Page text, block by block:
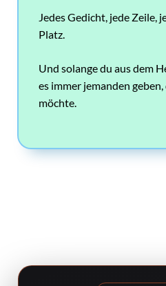
Jedes Gedicht, jede Zeile,
Platz.
Und solange du aus dem
es immer jemanden
möchte.